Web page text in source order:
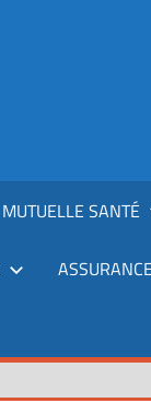
MUTUELLE SANTÉ